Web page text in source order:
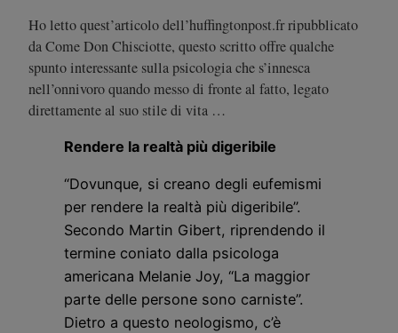
Ho letto quest’articolo dell’huffingtonpost.fr ripubblicato
da Come Don Chisciotte, questo scritto offre qualche
spunto interessante sulla psicologia che s’innesca
nell’onnivoro quando messo di fronte al fatto, legato
direttamente al suo stile di vita …
Rendere la realtà più digeribile
“Dovunque, si creano degli eufemismi
per rendere la realtà più digeribile”.
Secondo Martin Gibert, riprendendo il
termine coniato dalla psicologa
americana Melanie Joy, “La maggior
parte delle persone sono carniste”.
Dietro a questo neologismo, c’è